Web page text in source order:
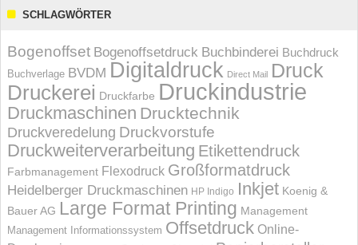
SCHLAGWÖRTER
Bogenoffset Bogenoffsetdruck Buchbinderei Buchdruck
Buchverlage BVDM Digitaldruck Direct Mail Druck
Druckerei Druckfarbe Druckindustrie
Druckmaschinen Drucktechnik
Druckveredelung Druckvorstufe
Druckweiterverarbeitung Etikettendruck
Farbmanagement Flexodruck Großformatdruck
Heidelberger Druckmaschinen HP Indigo Inkjet Koenig &
Bauer AG Large Format Printing Management
Management Informations­system Offsetdruck Online-